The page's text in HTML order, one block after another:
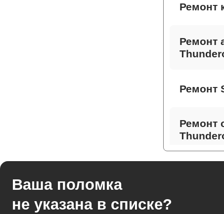
Ремонт
Ремонт
Ремонт
Ремонт
Ваша поломка
не указана в списке?